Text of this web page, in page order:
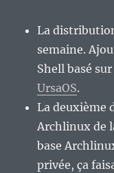
La
semaine.
Shell basé
UrsaOS.
La deuxième
Archlinux de
base
privée, ça